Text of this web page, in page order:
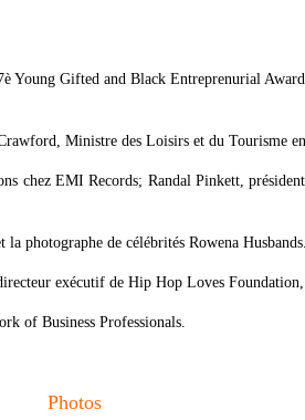
Gifted and Black Entreprenurial
Ministre des Loisirs et du Tourisme en
chez EMI Records; Randal Pinkett,
photographe de célébrités Rowena Husbands.
exécutif de Hip Hop Loves
of Business Professionals.
Photos